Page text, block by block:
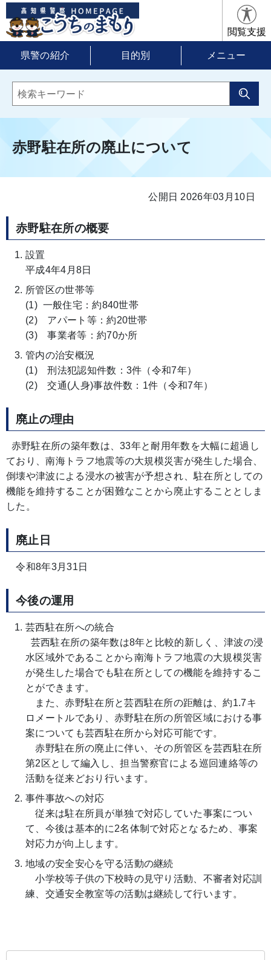
閲覧支援
県警の紹介 目的別 メニュー
赤野駐在所の廃止について
公開日 2026年03月10日
赤野駐在所の概要
設置
平成4年4月8日
所管区の世帯等
(1) 一般住宅：約840世帯
(2) アパート等：約20世帯
(3) 事業者等：約70か所
管内の治安概況
(1) 刑法犯認知件数：3件（令和7年）
(2) 交通(人身)事故件数：1件（令和7年）
廃止の理由
赤野駐在所の築年数は、33年と耐用年数を大幅に超過し
ており、南海トラフ地震等の大規模災害が発生した場合、
倒壊や津波による浸水の被害が予想され、駐在所としての
機能を維持することが困難なことから廃止することとしま
した。
廃止日
令和8年3月31日
今後の運用
芸西駐在所への統合
芸西駐在所の築年数は8年と比較的新しく、津波の浸
水区域外であることから南海トラフ地震の大規模災害
が発生した場合でも駐在所としての機能を維持するこ
とができます。
また、赤野駐在所と芸西駐在所の距離は、約1.7キ
ロメートルであり、赤野駐在所の所管区域における事
案についても芸西駐在所から対応可能です。
赤野駐在所の廃止に伴い、その所管区を芸西駐在所
第2区として編入し、担当警察官による巡回連絡等の
活動を従来どおり行います。
事件事故への対応
従来は駐在所員が単独で対応していた事案につい
て、今後は基本的に2名体制で対応となるため、事案
対応力が向上します。
地域の安全安心を守る活動の継続
小学校等子供の下校時の見守り活動、不審者対応訓
練、交通安全教室等の活動は継続して行います。